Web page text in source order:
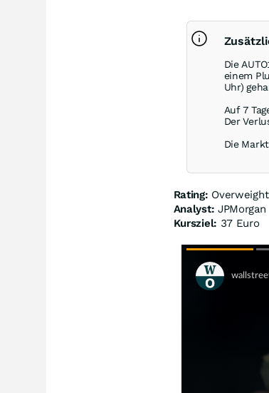
Die
einem
Uhr)
Auf 7
Der
Die
Rating: Overweight
Analyst: JPMorgan
Kursziel: 37 Euro